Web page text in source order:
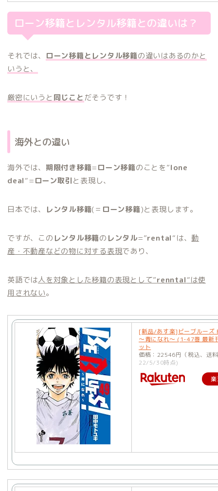
ローン移籍とレンタル移籍との違いは？
それでは、 ローン移籍とレンタル移籍の違いはあるのかと
いうと、
厳密にいうと 同じこと だそうです！
海外との違い
海外では、 期限付き移籍=ローン移籍のことを”lone
deal“=ローン取引と表現し、
日本では、 レンタル移籍(＝ ローン移籍)と表現します。
ですが、この レンタル移籍の レンタル=”rental“は、 動
産・不動産などの物に対する表現であり、
英語では人を対象とした移籍の表現として”renntal“は使
用されない。
[新品/あす楽]ビーブルーズ
〜青になれ〜 (1-47巻 最新
ット
価格：22546円（税込、送
22/5/30時点)